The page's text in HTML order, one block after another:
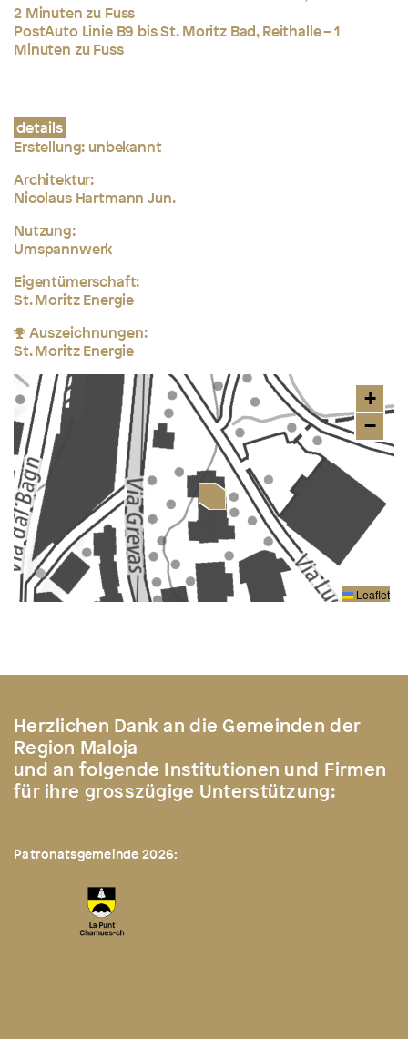
2 Minuten zu Fuss
PostAuto Linie B9 bis St. Moritz Bad, Reithalle – 1
Minuten zu Fuss
details
Erstellung: unbekannt
Architektur:
Nicolaus Hartmann Jun.
Nutzung:
Umspannwerk
Eigentümerschaft:
St. Moritz Energie
Auszeichnungen:
St. Moritz Energie
+
−
Leaflet
Herzlichen Dank an die Gemeinden der
Region Maloja
und an folgende Institutionen und Firmen
für ihre grosszügige Unterstützung:
Patronatsgemeinde 2026: